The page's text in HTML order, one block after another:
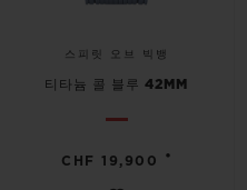
스피릿 오브 빅뱅
티타늄 콜 블루 42MM
CHF 19,900 •